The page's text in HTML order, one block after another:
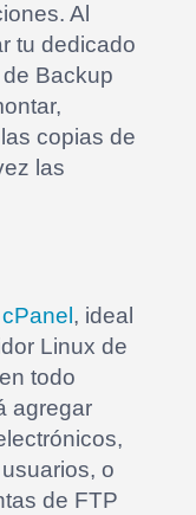
Al
tu dedicado
Backup
copias de
las
cPanel , ideal
Linux de
todo
agregar
o
de FTP